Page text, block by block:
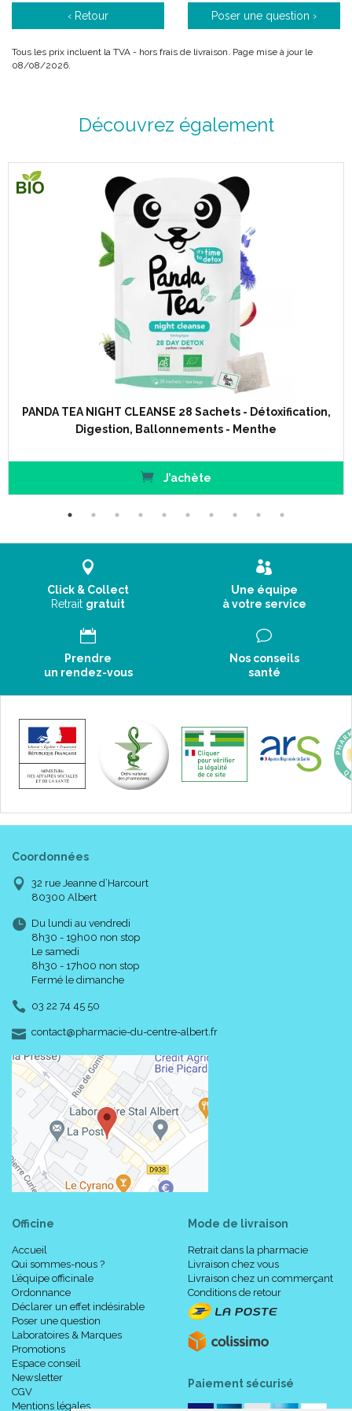
‹ Retour Poser une question ›
Tous les prix incluent la TVA - hors frais de livraison. Page mise à jour le
08/08/2026.
Découvrez également
PANDA TEA NIGHT CLEANSE 28 Sachets - Détoxification,
Digestion, Ballonnements - Menthe
J’achète
Click & Collect
Retrait gratuit
Une équipe
à votre service
Prendre
un rendez-vous
Nos conseils
santé
Coordonnées
32 rue Jeanne d’Harcourt
80300 Albert
Du lundi au vendredi
8h30 - 19h00 non stop
Le samedi
8h30 - 17h00 non stop
Fermé le dimanche
03 22 74 45 50
contact-
@-
pharmacie-du-centre-albert.fr
Officine
Accueil
Qui sommes-nous ?
L’équipe officinale
Ordonnance
Déclarer un effet indésirable
Poser une question
Laboratoires & Marques
Promotions
Espace conseil
Newsletter
CGV
Mentions légales
Mode de livraison
Retrait dans la pharmacie
Livraison chez vous
Livraison chez un commerçant
Conditions de retour
Paiement sécurisé